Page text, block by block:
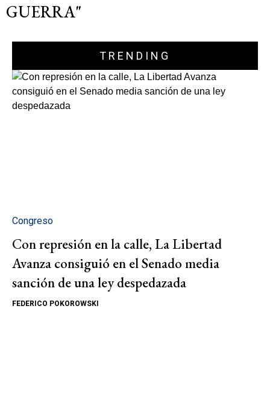
GUERRA"
TRENDING
Congreso
Con represión en la calle, La Libertad
Avanza consiguió en el Senado media
sanción de una ley despedazada
FEDERICO POKOROWSKI